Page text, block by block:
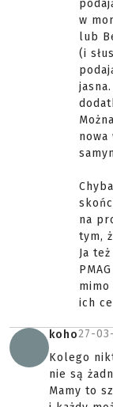
w
lub
(i
nowa
na
tym,
Ja
ich
koho27-
Kolego
nie są
Mamy to